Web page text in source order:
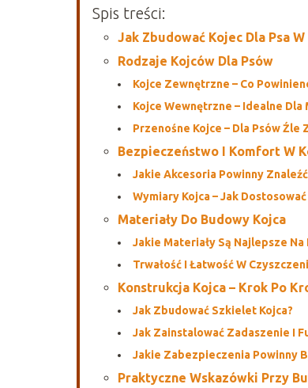
Spis treści:
Jak Zbudować Kojec Dla Psa W
Rodzaje Kojców Dla Psów
Kojce Zewnętrzne – Co
Kojce Wewnętrzne – Idealne
Przenośne Kojce – Dla Psów Źle
Bezpieczeństwo I Komfort W
Jakie Akcesoria Powinny Znaleźć
Wymiary Kojca – Jak
Materiały Do Budowy Kojca
Jakie Materiały Są Najlepsze Na
Trwałość I Łatwość W
Konstrukcja Kojca – Krok Po
Jak Zbudować Szkielet Kojca?
Jak Zainstalować Zadaszenie I
Jakie Zabezpieczenia Powinny
Praktyczne Wskazówki Przy